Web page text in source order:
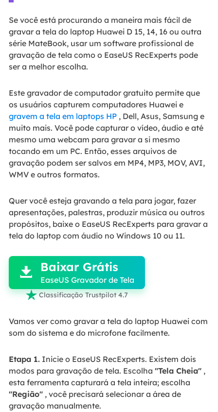
Se você está procurando a maneira mais fácil de
gravar a tela do laptop Huawei D 15, 14, 16 ou outra
série MateBook, usar um software profissional de
gravação de tela como o EaseUS RecExperts pode
ser a melhor escolha.
Este gravador de computador gratuito permite que
os usuários capturem computadores Huawei e
gravem a tela em laptops HP, Dell, Asus, Samsung e
muito mais. Você pode capturar o vídeo, áudio e até
mesmo uma webcam para gravar a si mesmo
tocando em um PC. Então, esses arquivos de
gravação podem ser salvos em MP4, MP3, MOV, AVI,
WMV e outros formatos.
Quer você esteja gravando a tela para jogar, fazer
apresentações, palestras, produzir música ou outros
propósitos, baixe o EaseUS RecExperts para gravar a
tela do laptop com áudio no Windows 10 ou 11.

 Baixar Grátis
EaseUS Gravador de Tela
 Classificação Trustpilot 4.7
Vamos ver como gravar a tela do laptop Huawei com
som do sistema e do microfone facilmente.
Etapa 1.Inicie o EaseUS RecExperts. Existem dois
modos para gravação de tela. Escolha "Tela Cheia",
esta ferramenta capturará a tela inteira; escolha
"Região", você precisará selecionar a área de
gravação manualmente.